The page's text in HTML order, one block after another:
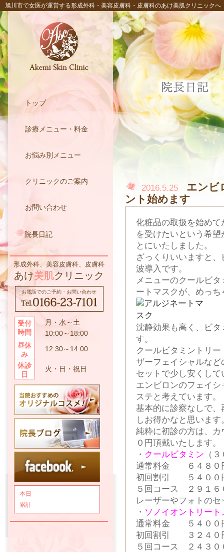
旭川市で女医が運営する形成外科・美容皮膚科・皮膚科のあけ美肌クリニックへ
トップ
診療メニュー・料金
お悩み別メニュー
クリニックのご案内
お問い合わせ
院長日記
形成外科、美容皮膚科、皮膚科
あけ美肌クリニック
お電話でのご予約・お問い合わせ
受付
時間
月・水～土
10:00～18:00
昼休
み
12:30～14:00
休診
日
火・日・祝日
本日
累計
2016.5.25
エンビ
ント始めます
化粧品の取扱を始め
を受けたいという希
とにいたしました。
ざっくりいいますと
波導入です。
メニューのクールビ
ートマスクが、めっ
沈静効果も高く、ビ
す。
クールビタミントリ
ザーフェイシャルな
セットで少し安くして
エンビロンのフェイ
ステと考えています。
基本的に診察なしで
しお得かなと思います
純粋に初診の方は、
０円頂戴いたします。
・ クールビタミン （
通常料金 ６４８０
初回割引 ５４００
５回コース ２９１６
レーザーやフォトの
・ ソノイオントリー
通常料金 ５４００
初回割引 ３２４０
５回コース ２４３０